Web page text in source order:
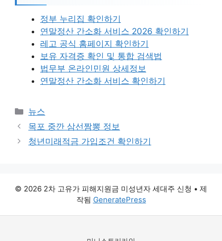
정부 누리집 확인하기
연말정산 간소화 서비스 2026 확인하기
레고 공식 홈페이지 확인하기
보유 자격증 확인 및 통합 검색법
법무부 온라인민원 상세정보
연말정산 간소화 서비스 확인하기
카
테
리
뉴스
목포 중깐 삼선짬뽕 정보
청년미래적금 가입조건 확인하기
© 2026 2차 고유가 피해지원금 미성년자 세대주 신청 • 제
작됨 GeneratePress